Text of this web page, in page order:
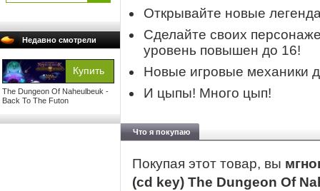
Недавно смотрели
The Dungeon Of Naheulbeuk -
Back To The Futon
Открывайте новые
Сделайте своих
уровень повышен до 16!
Новые игровые механики
И цыпы! Много цып!
Что я покупаю
Покупая этот товар, вы
(cd key) The Dungeon Of